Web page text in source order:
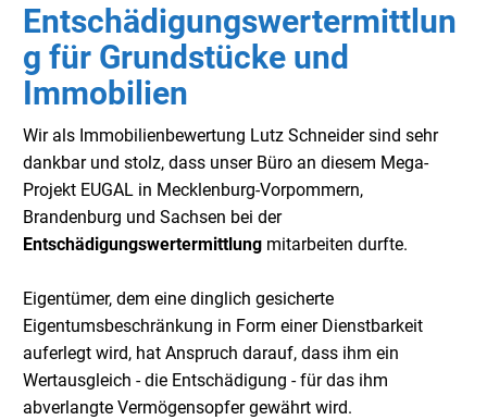
Entschädigungswertermittlun
g für Grundstücke und
Immobilien
Wir als Immobilienbewertung Lutz Schneider sind sehr
dankbar und stolz, dass unser Büro an diesem Mega-
Projekt EUGAL in Mecklenburg-Vorpommern,
Brandenburg und Sachsen bei der
Entschädigungswertermittlung mitarbeiten durfte.
Eigentümer, dem eine dinglich gesicherte
Eigentumsbeschränkung in Form einer Dienstbarkeit
auferlegt wird, hat Anspruch darauf, dass ihm ein
Wertausgleich - die Entschädigung - für das ihm
abverlangte Vermögensopfer gewährt wird.